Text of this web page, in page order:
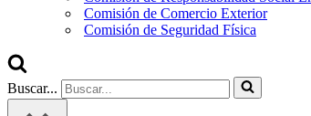
Comisión de Comercio Exterior
Comisión de Seguridad Física
Buscar...